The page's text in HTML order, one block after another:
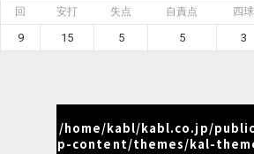
回 安打 失点 自責点 四球
9 15 5 5 3
/home/kabl/kabl.co.jp/
p-content/themes/kal-